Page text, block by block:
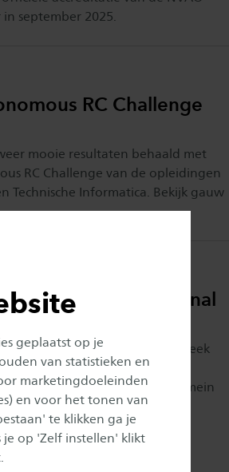
geplaatst op je
van statistieken en
marketingdoeleinden
en voor het tonen van
te klikken ga je
je op 'Zelf instellen' klikt
september 2025.
RC Challenge
mooie resultaten behaald met
RC Challenge van de opleidingen
Technische Informatica. Bekijk gauw
op de International
de International Project Week
in Enschede. Ruim 1000
en economische domein
aan de slag met diverse
projecten. Bekijk hier een